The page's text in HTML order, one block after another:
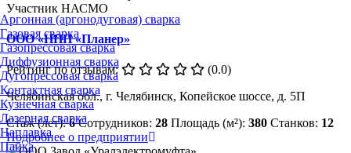
Аргонная (аргонодуговая) сварка
Газовая сварка
Газопрессовая сварка
Диффузионная сварка
Дугопрессовая сварка
Контактная сварка
Кузнечная сварка
Лазерная сварка
Наплавка
Пайка
Участник НАСМО
ООО «НПП «Планер»
Рейтинг по отзывам:
(0.0)
Челябинская обл., г. Челябинск, Копейское шоссе, д. 5П
Стаж (лет):6 Сотрудников: 28 Площадь (м²): 380 Станков: 12
Подробнее о предприятии